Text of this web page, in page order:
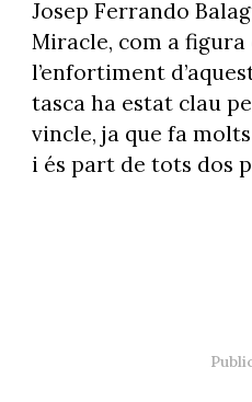
Josep Ferrando
Miracle, com a figura
l’enfortiment
tasca ha estat clau
vincle, ja que fa
i és part de tots dos